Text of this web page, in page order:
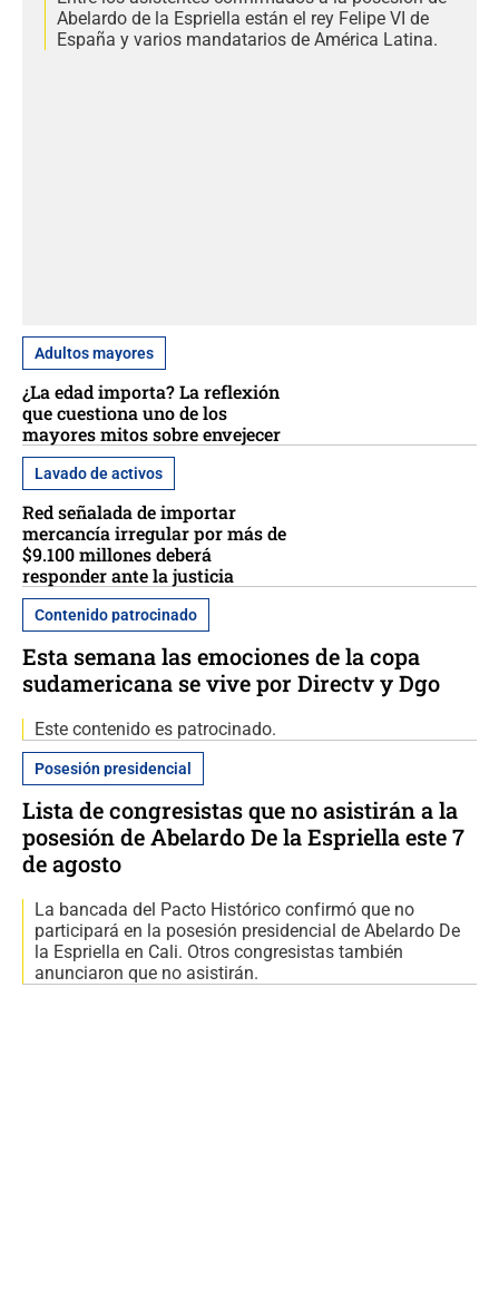
Abelardo de la Espriella están el rey Felipe VI de
España y varios mandatarios de América Latina.
Adultos mayores
¿La edad importa? La reflexión
que cuestiona uno de los
mayores mitos sobre envejecer
Lavado de activos
Red señalada de importar
mercancía irregular por más de
$9.100 millones deberá
responder ante la justicia
Contenido patrocinado
Esta semana las emociones de la copa
sudamericana se vive por Directv y Dgo
Este contenido es patrocinado.
Posesión presidencial
Lista de congresistas que no asistirán a la
posesión de Abelardo De la Espriella este 7
de agosto
La bancada del Pacto Histórico confirmó que no
participará en la posesión presidencial de Abelardo De
la Espriella en Cali. Otros congresistas también
anunciaron que no asistirán.